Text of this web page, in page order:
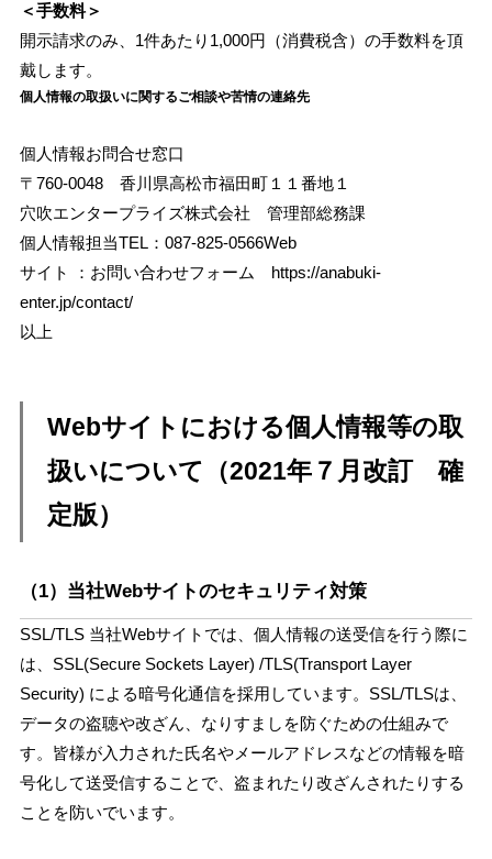
＜手数料＞
開⽰請求のみ、1件あたり1,000円（消費税含）の⼿数料を頂
戴します。
個人情報の取扱いに関するご相談や苦情の連絡先
個人情報お問合せ窓口
〒760-0048 香川県高松市福田町１１番地１
穴吹エンタープライズ株式会社 管理部総務課
個人情報担当TEL：087-825-0566Web
サイト ：お問い合わせフォーム https://anabuki-
enter.jp/contact/
以上
Webサイトにおける個人情報等の取
扱いについて（2021年７月改訂 確
定版）
（1）当社Webサイトのセキュリティ対策
SSL/TLS 当社Webサイトでは、個人情報の送受信を行う際に
は、SSL(Secure Sockets Layer) /TLS(Transport Layer
Security) による暗号化通信を採用しています。SSL/TLSは、
データの盗聴や改ざん、なりすましを防ぐための仕組みで
す。皆様が入力された氏名やメールアドレスなどの情報を暗
号化して送受信することで、盗まれたり改ざんされたりする
ことを防いでいます。